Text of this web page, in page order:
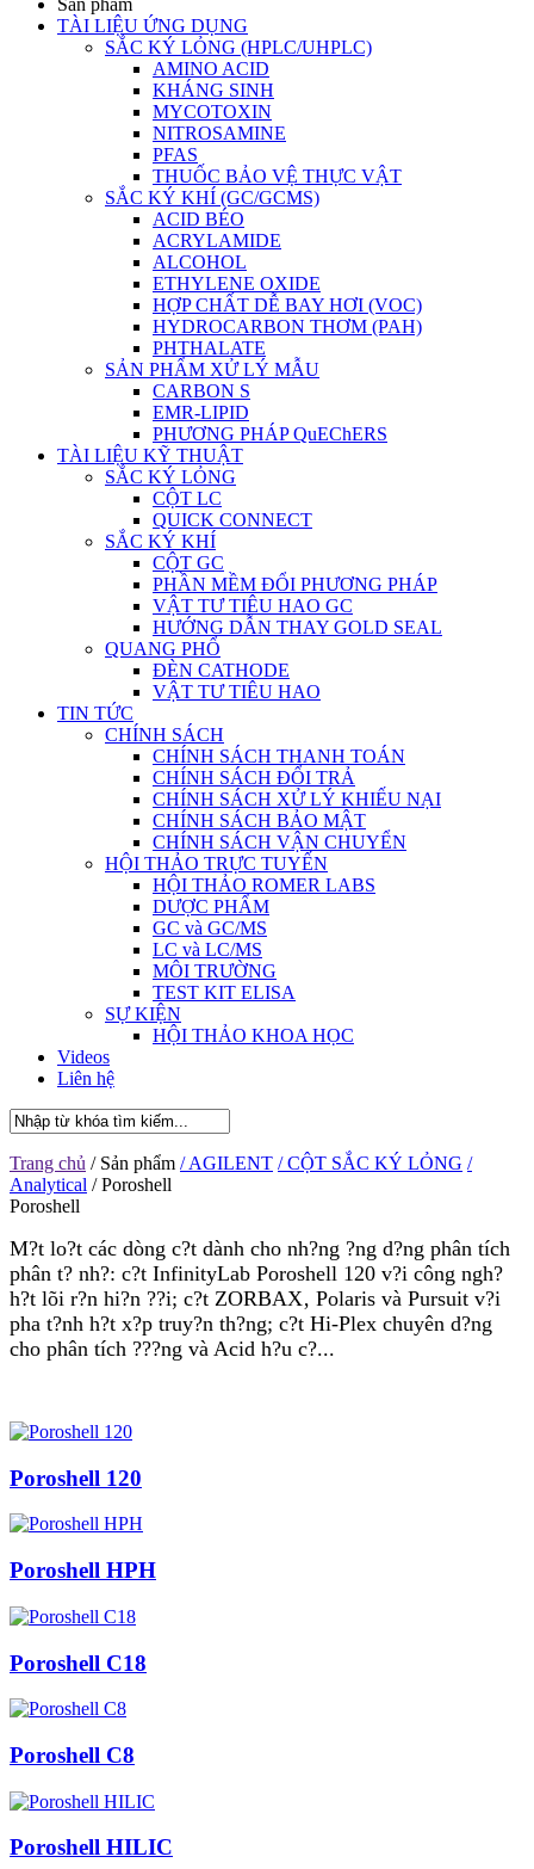
Sản phẩm
TÀI LIỆU ỨNG DỤNG
SẮC KÝ LỎNG (HPLC/UHPLC)
AMINO ACID
KHÁNG SINH
MYCOTOXIN
NITROSAMINE
PFAS
THUỐC BẢO VỆ THỰC VẬT
SẮC KÝ KHÍ (GC/GCMS)
ACID BÉO
ACRYLAMIDE
ALCOHOL
ETHYLENE OXIDE
HỢP CHẤT DỄ BAY HƠI (VOC)
HYDROCARBON THƠM (PAH)
PHTHALATE
SẢN PHẨM XỬ LÝ MẪU
CARBON S
EMR-LIPID
PHƯƠNG PHÁP QuEChERS
TÀI LIỆU KỸ THUẬT
SẮC KÝ LỎNG
CỘT LC
QUICK CONNECT
SẮC KÝ KHÍ
CỘT GC
PHẦN MỀM ĐỔI PHƯƠNG PHÁP
VẬT TƯ TIÊU HAO GC
HƯỚNG DẪN THAY GOLD SEAL
QUANG PHỔ
ĐÈN CATHODE
VẬT TƯ TIÊU HAO
TIN TỨC
CHÍNH SÁCH
CHÍNH SÁCH THANH TOÁN
CHÍNH SÁCH ĐỔI TRẢ
CHÍNH SÁCH XỬ LÝ KHIẾU NẠI
CHÍNH SÁCH BẢO MẬT
CHÍNH SÁCH VẬN CHUYỂN
HỘI THẢO TRỰC TUYẾN
HỘI THẢO ROMER LABS
DƯỢC PHẨM
GC và GC/MS
LC và LC/MS
MÔI TRƯỜNG
TEST KIT ELISA
SỰ KIỆN
HỘI THẢO KHOA HỌC
Videos
Liên hệ
Trang chủ / Sản phẩm / AGILENT / CỘT SẮC KÝ LỎNG /
Analytical / Poroshell
Poroshell
M?t lo?t các dòng c?t dành cho nh?ng ?ng d?ng phân tích
phân t? nh?: c?t InfinityLab Poroshell 120 v?i công ngh?
h?t lõi r?n hi?n ??i; c?t ZORBAX‚ Polaris và Pursuit v?i
pha t?nh h?t x?p truy?n th?ng; c?t Hi-Plex chuyên d?ng
cho phân tích ???ng và Acid h?u c?...
Poroshell 120
Poroshell HPH
Poroshell C18
Poroshell C8
Poroshell HILIC